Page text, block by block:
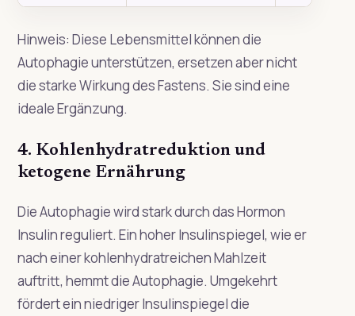
Hinweis: Diese Lebensmittel können die
Autophagie unterstützen, ersetzen aber nicht
die starke Wirkung des Fastens. Sie sind eine
ideale Ergänzung.
4. Kohlenhydratreduktion und
ketogene Ernährung
Die Autophagie wird stark durch das Hormon
Insulin reguliert. Ein hoher Insulinspiegel, wie er
nach einer kohlenhydratreichen Mahlzeit
auftritt, hemmt die Autophagie. Umgekehrt
fördert ein niedriger Insulinspiegel die